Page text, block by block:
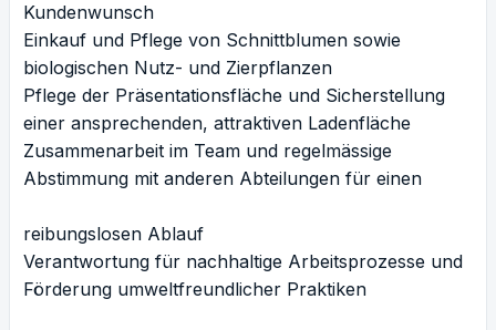
Kundenwunsch
Einkauf und Pflege von Schnittblumen sowie
biologischen Nutz- und Zierpflanzen
Pflege der Präsentationsfläche und Sicherstellung
einer ansprechenden, attraktiven Ladenfläche
Zusammenarbeit im Team und regelmässige
Abstimmung mit anderen Abteilungen für einen
reibungslosen Ablauf
Verantwortung für nachhaltige Arbeitsprozesse und
Förderung umweltfreundlicher Praktiken